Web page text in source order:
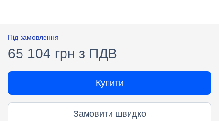
Під замовлення
65 104 грн з ПДВ
Купити
Замовити швидко